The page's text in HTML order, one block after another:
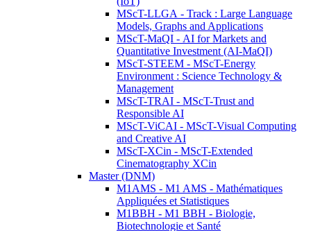
MScT-LLGA - Track : Large Language
Models, Graphs and Applications
MScT-MaQI - AI for Markets and
Quantitative Investment (AI-MaQI)
MScT-STEEM - MScT-Energy
Environment : Science Technology &
Management
MScT-TRAI - MScT-Trust and
Responsible AI
MScT-ViCAI - MScT-Visual Computing
and Creative AI
MScT-XCin - MScT-Extended
Cinematography XCin
Master (DNM)
M1AMS - M1 AMS - Mathématiques
Appliquées et Statistiques
M1BBH - M1 BBH - Biologie,
Biotechnologie et Santé